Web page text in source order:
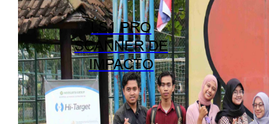
LS1 PRO
SCANNER DE
IMPACTO